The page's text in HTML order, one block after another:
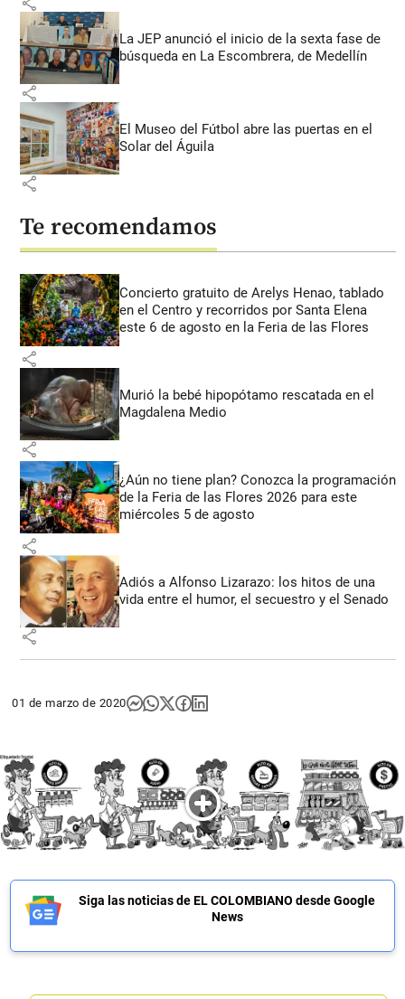
La JEP anunció el inicio de la sexta fase de
búsqueda en La Escombrera, de Medellín
share
El Museo del Fútbol abre las puertas en el
Solar del Águila
share
Te recomendamos
Concierto gratuito de Arelys Henao, tablado
en el Centro y recorridos por Santa Elena
este 6 de agosto en la Feria de las Flores
share
Murió la bebé hipopótamo rescatada en el
Magdalena Medio
share
¿Aún no tiene plan? Conozca la programación
de la Feria de las Flores 2026 para este
miércoles 5 de agosto
share
Adiós a Alfonso Lizarazo: los hitos de una
vida entre el humor, el secuestro y el Senado
share
01 de marzo de 2020
Siga las noticias de EL COLOMBIANO desde Google
News